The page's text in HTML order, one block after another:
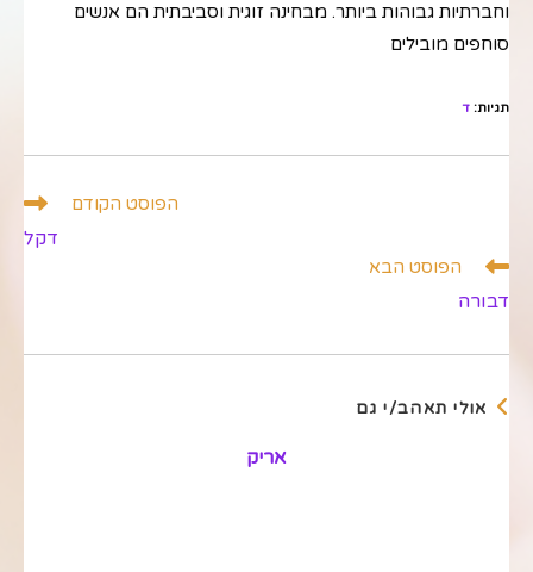
וחברתיות גבוהות ביותר. מבחינה זוגית וסביבתית הם אנשים
סוחפים מובילים
תגיות: ד
הפוסט הקודם
דקל
הפוסט הבא
דבורה
אולי תאהב/י גם
אריק